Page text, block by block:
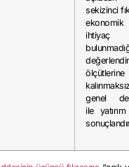
sekizinci
ihtiyaç
genel
ile